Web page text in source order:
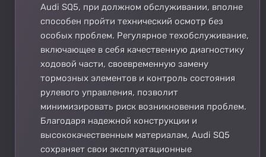
Audi SQ5, при должном обслуживании, вполне
способен пройти технический осмотр без
особых проблем. Регулярное техобслуживание,
включающее в себя качественную диагностику
ходовой части, своевременную замену
тормозных элементов и контроль состояния
рулевого управления, позволит
минимизировать риск возникновения проблем.
Благодаря надежной конструкции и
высококачественным материалам, Audi SQ5
сохраняет свои эксплуатационные